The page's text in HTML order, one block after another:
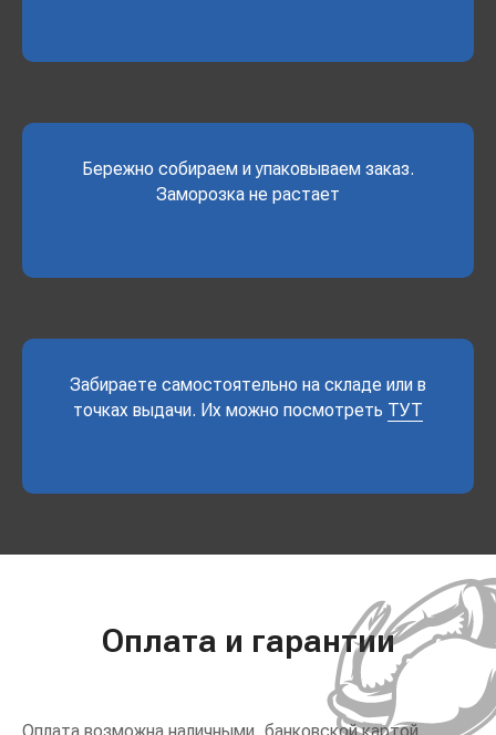
Бережно собираем и упаковываем заказ.
Заморозка не растает
Забираете самостоятельно на складе или в
точках выдачи. Их можно посмотреть ТУТ
Оплата и гарантии